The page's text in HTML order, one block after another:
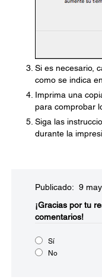
Si es necesario,
como se indica
Imprima una
para comprobar
Siga las
durante la
Publicado: 9
¡Gracias por tu
comentarios!
Sí
No